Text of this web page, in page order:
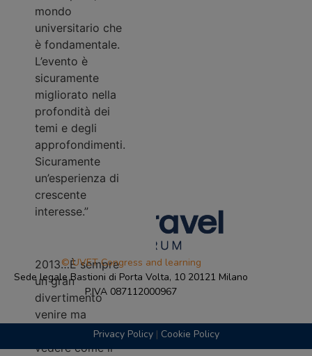
dell’industria e
del settore del
business. È
quindi un
occasione
importante
durante l’anno.
Travelport,
l’azienda che
rappresento, è un
partner storico di
BizTravel Forum.”
mondo
universitario che
è fondamentale.
L’evento è
sicuramente
migliorato nella
profondità dei
temi e degli
approfondimenti.
Sicuramente
un’esperienza di
crescente
interesse.”
Fabio
Lazzerini
Direttore
Generale
Emirates Italia
“È ormai la mia
2013…È sempre
un gran
divertimento
venire ma
soprattutto
vedere come il
© UVET Congress and learning
Sede legale Bastioni di Porta Volta, 10 20121 Milano
P.IVA 087112000967
Privacy Policy| Cookie Policy